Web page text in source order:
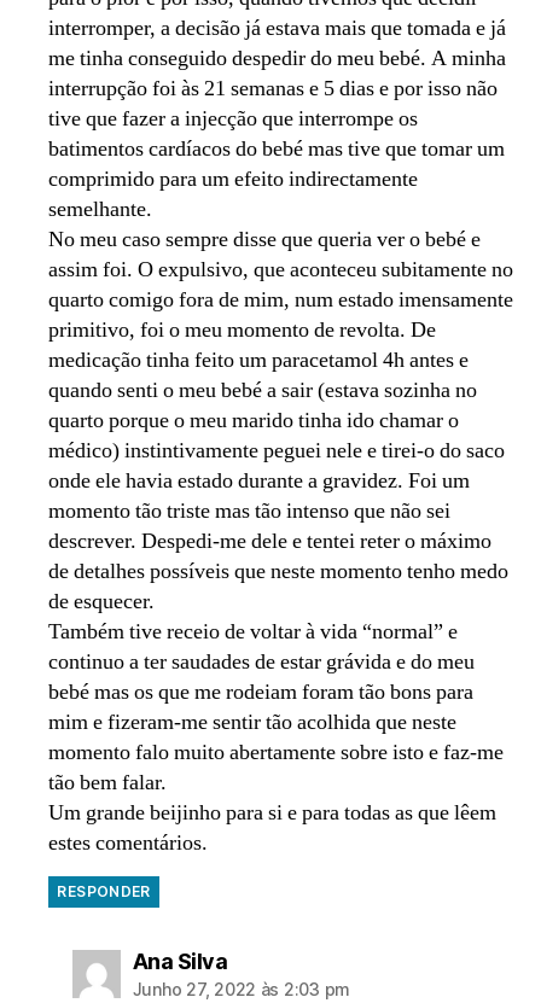
interromper, a decisão já estava mais que tomada e já
me tinha conseguido despedir do meu bebé. A minha
interrupção foi às 21 semanas e 5 dias e por isso não
tive que fazer a injecção que interrompe os
batimentos cardíacos do bebé mas tive que tomar um
comprimido para um efeito indirectamente
semelhante.
No meu caso sempre disse que queria ver o bebé e
assim foi. O expulsivo, que aconteceu subitamente no
quarto comigo fora de mim, num estado imensamente
primitivo, foi o meu momento de revolta. De
medicação tinha feito um paracetamol 4h antes e
quando senti o meu bebé a sair (estava sozinha no
quarto porque o meu marido tinha ido chamar o
médico) instintivamente peguei nele e tirei-o do saco
onde ele havia estado durante a gravidez. Foi um
momento tão triste mas tão intenso que não sei
descrever. Despedi-me dele e tentei reter o máximo
de detalhes possíveis que neste momento tenho medo
de esquecer.
Também tive receio de voltar à vida “normal” e
continuo a ter saudades de estar grávida e do meu
bebé mas os que me rodeiam foram tão bons para
mim e fizeram-me sentir tão acolhida que neste
momento falo muito abertamente sobre isto e faz-me
tão bem falar.
Um grande beijinho para si e para todas as que lêem
estes comentários.
RESPONDER
Ana Silvadiz:
Junho 27, 2022 às 2:03 pm